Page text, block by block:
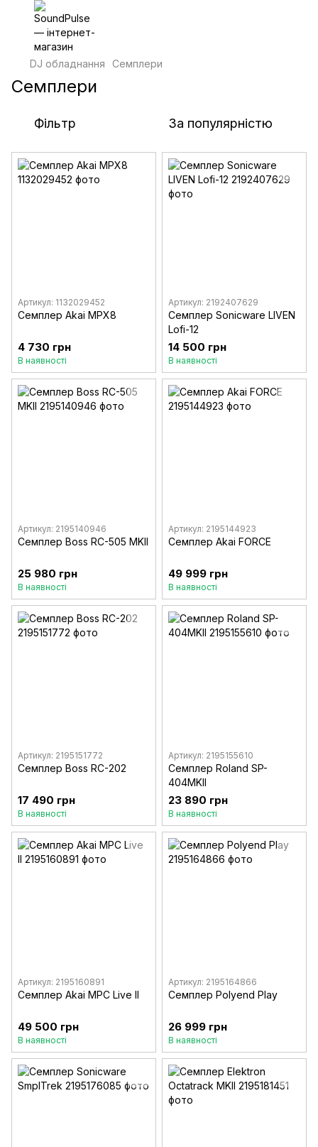
DJ обладнання Семплери
Семплери
Фільтр За популярністю
Артикул: 1132029452
Семплер Akai MPX8
4 730 грн
В наявності
Артикул: 2192407629
Семплер Sonicware LIVEN
Lofi-12
14 500 грн
В наявності
Артикул: 2195140946
Семплер Boss RC-505 MKII
25 980 грн
В наявності
Артикул: 2195144923
Семплер Akai FORCE
49 999 грн
В наявності
Артикул: 2195151772
Семплер Boss RC-202
17 490 грн
В наявності
Артикул: 2195155610
Семплер Roland SP-
404MKII
23 890 грн
В наявності
Артикул: 2195160891
Семплер Akai MPC Live II
49 500 грн
В наявності
Артикул: 2195164866
Семплер Polyend Play
26 999 грн
В наявності